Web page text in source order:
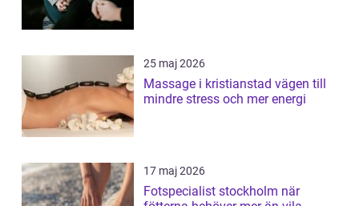
25 maj 2026
Massage i kristianstad vägen till
mindre stress och mer energi
17 maj 2026
Fotspecialist stockholm när